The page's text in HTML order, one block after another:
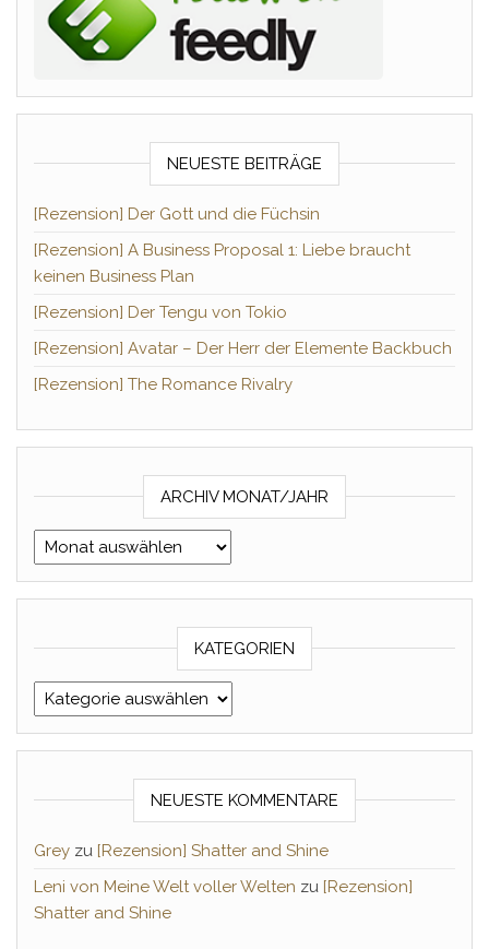
NEUESTE BEITRÄGE
[Rezension] Der Gott und die Füchsin
[Rezension] A Business Proposal 1: Liebe braucht
keinen Business Plan
[Rezension] Der Tengu von Tokio
[Rezension] Avatar – Der Herr der Elemente Backbuch
[Rezension] The Romance Rivalry
ARCHIV MONAT/JAHR
Archiv Monat/Jahr
KATEGORIEN
Kategorien
NEUESTE KOMMENTARE
Grey zu [Rezension] Shatter and Shine
Leni von Meine Welt voller Welten zu [Rezension]
Shatter and Shine